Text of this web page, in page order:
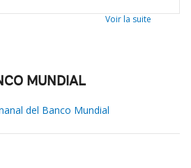
Voir la suite
MUNDIAL
del Banco Mundial